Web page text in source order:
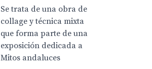
Se trata de una obra de
collage y técnica mixta
que forma parte de una
exposición dedicada a
Mitos andaluces